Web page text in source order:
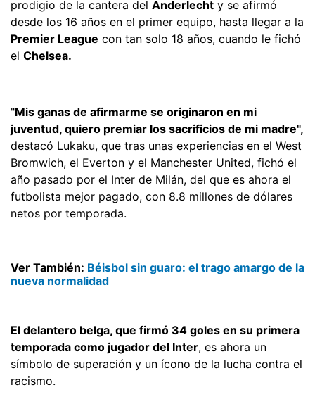
prodigio de la cantera del Anderlecht y se afirmó
desde los 16 años en el primer equipo, hasta llegar a la
Premier League con tan solo 18 años, cuando le fichó
el Chelsea.
"Mis ganas de afirmarme se originaron en mi
juventud, quiero premiar los sacrificios de mi madre",
destacó Lukaku, que tras unas experiencias en el West
Bromwich, el Everton y el Manchester United, fichó el
año pasado por el Inter de Milán, del que es ahora el
futbolista mejor pagado, con 8.8 millones de dólares
netos por temporada.
Ver También: Béisbol sin guaro: el trago amargo de la
nueva normalidad
El delantero belga, que firmó 34 goles en su primera
temporada como jugador del Inter, es ahora un
símbolo de superación y un ícono de la lucha contra el
racismo.